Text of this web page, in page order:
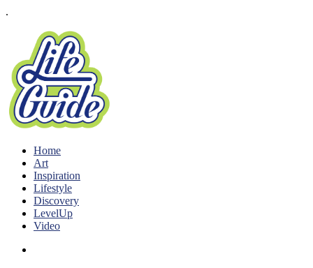
.
Home
Art
Inspiration
Lifestyle
Discovery
LevelUp
Video